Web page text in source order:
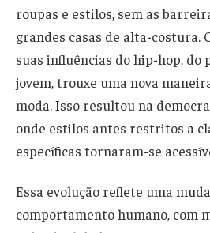
roupas e estilos, sem as
grandes casas de alta-costura.
suas influências do hip-hop, do
jovem, trouxe uma nova
moda. Isso resultou na
onde estilos antes restritos a
específicas tornaram-se
Essa evolução reflete uma
comportamento humano, com